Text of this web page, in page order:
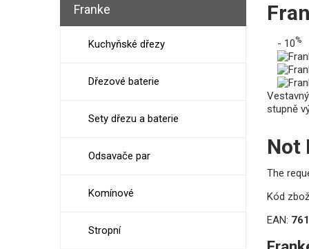
- 10%
stupně
Not
The
Kód
EAN:
Franke
Kuchyňské dřezy
Dřezové baterie
Sety dřezu a baterie
Odsavače par
Komínové
Stropní